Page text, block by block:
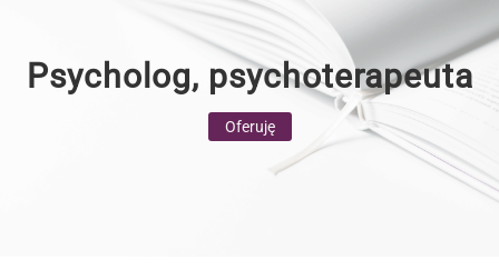
Psycholog, psychoterapeuta
Oferuję